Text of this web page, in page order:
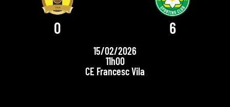
0 6
15/02/2026
11h00
CE Francesc Vila